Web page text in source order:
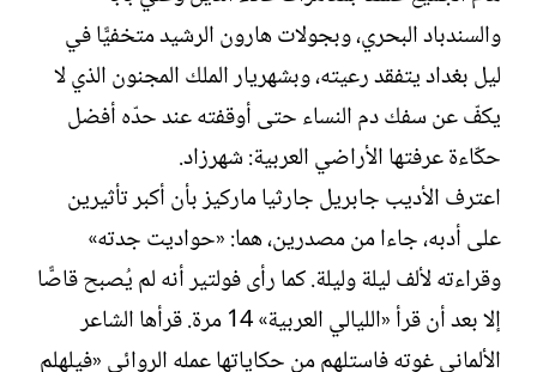
والسندباد البحري، وبجولات هارون الرشيد متخفيًّا في
ليل بغداد يتفقد رعيته، وبشهريار الملك المجنون الذي لا
يكفّ عن سفك دم النساء حتى أوقفته عند حدّه أفضل
حكّاءة عرفتها الأراضي العربية: شهرزاد.
اعترف الأديب جابريل جارثيا ماركيز بأن أكبر تأثيرين
على أدبه، جاءا من مصدرين، هما: «حواديت جدته»
وقراءته لألف ليلة وليلة. كما رأى فولتير أنه لم يُصبح قاصًّا
إلا بعد أن قرأ «الليالي العربية» 14 مرة. قرأها الشاعر
الألماني غوته فاستلهم من حكاياتها عمله الروائي «فيلهلم